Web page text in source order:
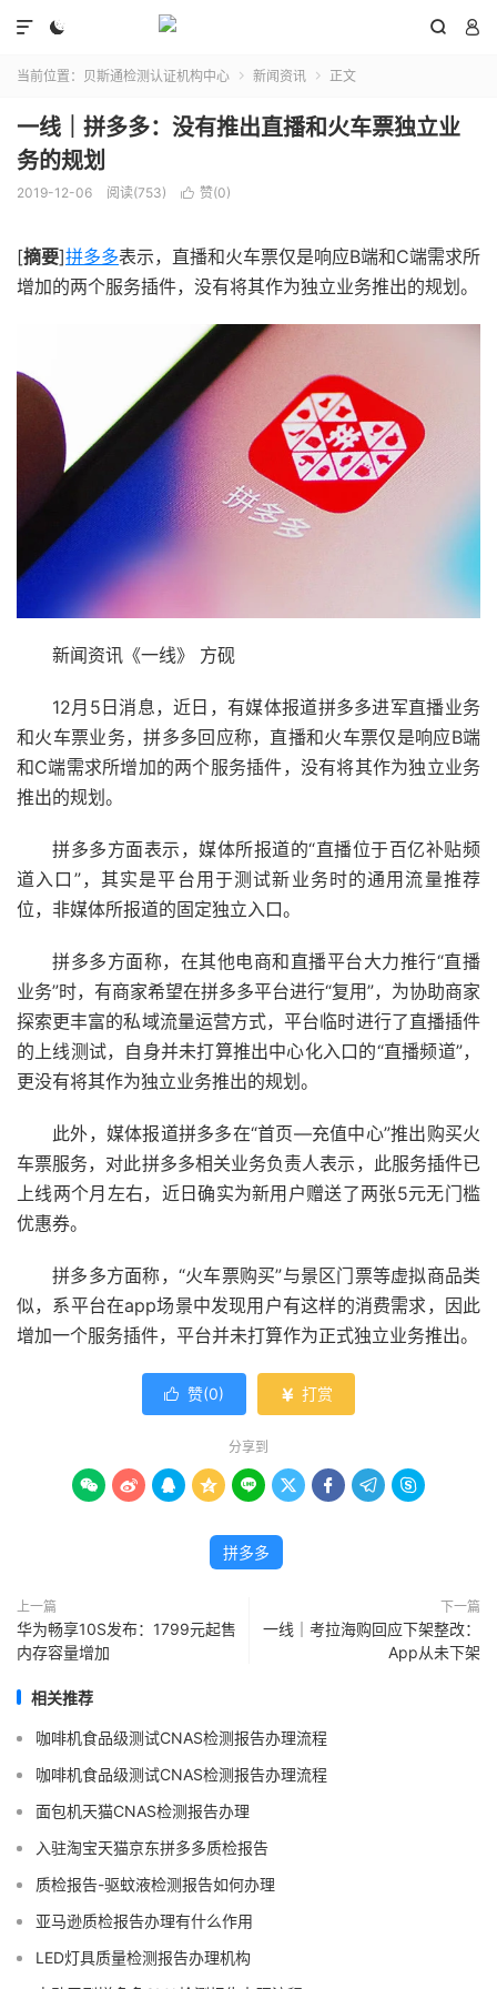
  

当前位置： 贝斯通检测认证机构中心  新闻资讯  正文
一线｜拼多多：没有推出直播和火车票独立业
务的规划
2019-12-06 阅读(753)  赞(0)
[摘要]拼多多表示，直播和火车票仅是响应B端和C端需求所
增加的两个服务插件，没有将其作为独立业务推出的规划。
新闻资讯《一线》 方砚
12月5日消息，近日，有媒体报道拼多多进军直播业务
和火车票业务，拼多多回应称，直播和火车票仅是响应B端
和C端需求所增加的两个服务插件，没有将其作为独立业务
推出的规划。
拼多多方面表示，媒体所报道的“直播位于百亿补贴频
道入口”，其实是平台用于测试新业务时的通用流量推荐
位，非媒体所报道的固定独立入口。
拼多多方面称，在其他电商和直播平台大力推行“直播
业务”时，有商家希望在拼多多平台进行“复用”，为协助商家
探索更丰富的私域流量运营方式，平台临时进行了直播插件
的上线测试，自身并未打算推出中心化入口的“直播频道”，
更没有将其作为独立业务推出的规划。
此外，媒体报道拼多多在“首页—充值中心”推出购买火
车票服务，对此拼多多相关业务负责人表示，此服务插件已
上线两个月左右，近日确实为新用户赠送了两张5元无门槛
优惠券。
拼多多方面称，“火车票购买”与景区门票等虚拟商品类
似，系平台在app场景中发现用户有这样的消费需求，因此
增加一个服务插件，平台并未打算作为正式独立业务推出。
 赞(0)  打赏
分享到
        
拼多多
上一篇
华为畅享10S发布：1799元起售
内存容量增加
下一篇
一线｜考拉海购回应下架整改：
App从未下架
相关推荐
咖啡机食品级测试CNAS检测报告办理流程
咖啡机食品级测试CNAS检测报告办理流程
面包机天猫CNAS检测报告办理
入驻淘宝天猫京东拼多多质检报告
质检报告-驱蚊液检测报告如何办理
亚马逊质检报告办理有什么作用
LED灯具质量检测报告办理机构